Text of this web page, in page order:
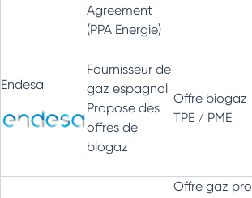
Agreement
(PPA Energie)
Endesa
Fournisseur de
gaz espagnol
Propose des
offres de
biogaz
Offre biogaz
TPE / PME
Offre gaz pro